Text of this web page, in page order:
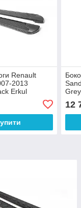
Renault
2013
Erkul
12